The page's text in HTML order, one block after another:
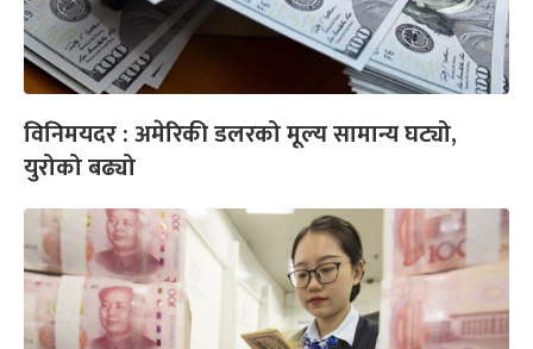
विनिमयदर : अमेरिकी डलरको मूल्य सामान्य घट्यो,
युरोको बढ्यो